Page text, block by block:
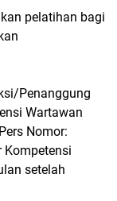
pelatihan bagi
Penanggung
Wartawan
Nomor:
setelah